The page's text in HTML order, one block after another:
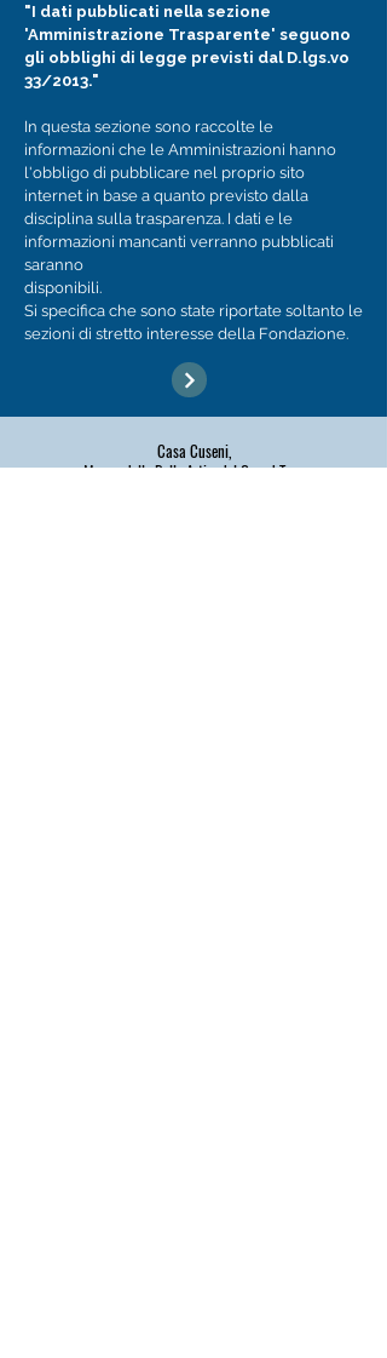
"I dati pubblicati nella sezione
'Amministrazione Trasparente' seguono
gli obblighi di legge previsti dal D.lgs.vo
33/2013."
In questa sezione sono raccolte le
informazioni che le Amministrazioni hanno
l'obbligo di pubblicare nel proprio sito
internet in base a quanto previsto dalla
disciplina sulla trasparenza. I dati e le
informazioni mancanti verranno pubblicati
saranno
disponibili.
Si specifica che sono state riportate soltanto le
sezioni di stretto interesse della Fondazione.​
Casa Cuseni,
Museo delle Belle Arti e del Grand Tour